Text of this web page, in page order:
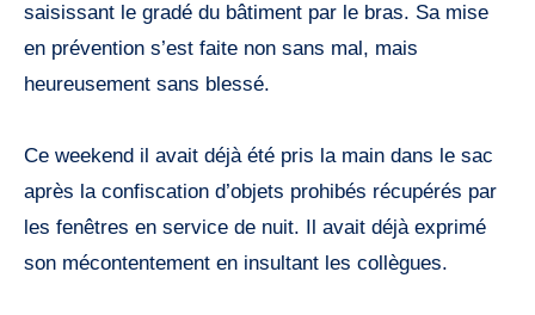
saisissant le gradé du bâtiment par le bras. Sa mise
en prévention s’est faite non sans mal, mais
heureusement sans blessé.
Ce weekend il avait déjà été pris la main dans le sac
après la confiscation d’objets prohibés récupérés par
les fenêtres en service de nuit. Il avait déjà exprimé
son mécontentement en insultant les collègues.